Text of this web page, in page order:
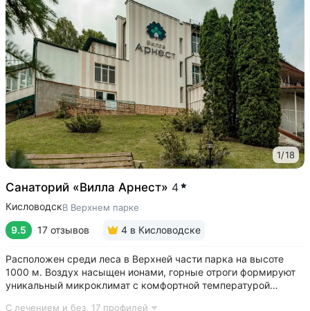
1/18
Санаторий «Вилла Арнест» 4
КисловодскВ Верхнем парке
9.5 17 отзывов 4 в Кисловодске
Расположен среди леса в Верхней части парка на высоте
1000 м. Воздух насыщен ионами, горные отроги формируют
уникальный микроклимат с комфортной температурой
С лечением и без, 17 профилей